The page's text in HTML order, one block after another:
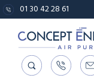
01 30 42 28 61